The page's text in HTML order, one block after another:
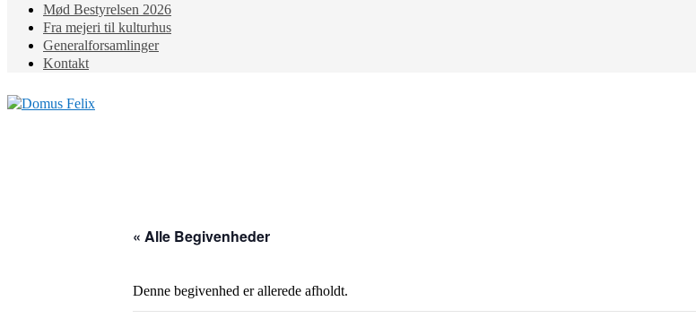
Mød Bestyrelsen 2026
Fra mejeri til kulturhus
Generalforsamlinger
Kontakt
« Alle Begivenheder
Denne begivenhed er allerede afholdt.